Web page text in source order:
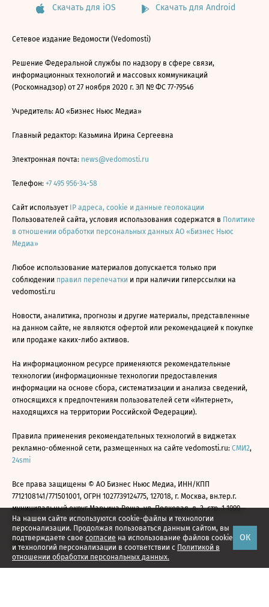
На нашем сайте используются cookie-файлы и технологии
персонализации. Продолжая пользоваться данным сайтом, вы
подтверждаете свое согласие на использование файлов cookie
и технологий персонализации в соответствии с Политикой в
отношении обработки персональных данных.
ОК
Скачать для iOS Скачать для Android
Сетевое издание Ведомости (Vedomosti)
Решение Федеральной службы по надзору в сфере связи,
информационных технологий и массовых коммуникаций
(Роскомнадзор) от 27 ноября 2020 г. ЭЛ № ФС 77-79546
Учредитель: АО «Бизнес Ньюс Медиа»
Главный редактор: Казьмина Ирина Сергеевна
Электронная почта: news@vedomosti.ru
Телефон: +7 495 956-34-58
Сайт использует IP адреса, cookie и данные геолокации
Пользователей сайта, условия использования содержатся в Политике
в отношении обработки персональных данных АО «Бизнес Ньюс
Медиа»
Любое использование материалов допускается только при
соблюдении правил перепечатки и при наличии гиперссылки на
vedomosti.ru
Новости, аналитика, прогнозы и другие материалы, представленные
на данном сайте, не являются офертой или рекомендацией к покупке
или продаже каких-либо активов.
На информационном ресурсе применяются рекомендательные
технологии (информационные технологии предоставления
информации на основе сбора, систематизации и анализа сведений,
относящихся к предпочтениям пользователей сети «Интернет»,
находящихся на территории Российской Федерации).
Правила применения рекомендательных технологий в виджетах
рекламно-обменной сети, размещенных на сайте vedomosti.ru: СМИ2,
24smi
Все права защищены © АО Бизнес Ньюс Медиа, ИНН/КПП
7712108141/771501001, ОГРН 1027739124775, 127018, г. Москва, вн.тер.г.
муниципальный округ Марьина Роща, ул. Полковая, д. 3, стр. 1 1999—
2026